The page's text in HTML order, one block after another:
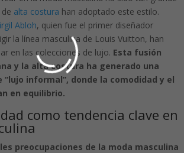
alta costura han adoptado este estilo.
Abloh, quien fue el primer diseñador
la línea masculina de Louis Vuitton, han
en las colecciones de lujo. Esta fusión
y la alta costura ha generado una
informal”, donde la comodidad y el
en equilibrio.
como tendencia clave en
preocupaciones de la moda masculina